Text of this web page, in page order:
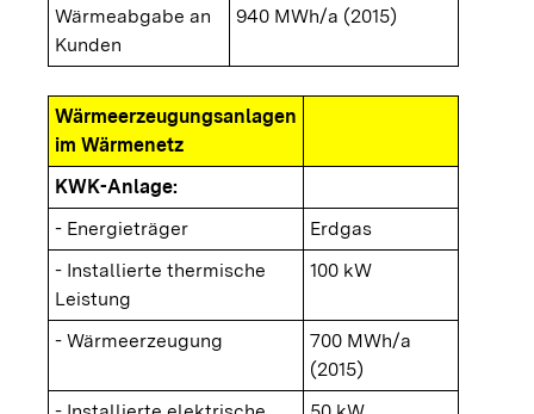
Wärmeabgabe an
Kunden
940 MWh/a (2015)
Wärmeerzeugungsanlagen
im Wärmenetz
KWK-Anlage:
- Energieträger
Erdgas
- Installierte thermische
Leistung
100 kW
- Wärmeerzeugung
700 MWh/a
(2015)